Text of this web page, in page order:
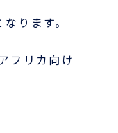
ます。
フリカ向け